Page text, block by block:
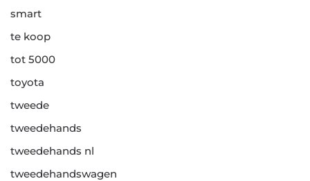
smart
te koop
tot 5000
toyota
tweede
tweedehands
tweedehands nl
tweedehandswagen